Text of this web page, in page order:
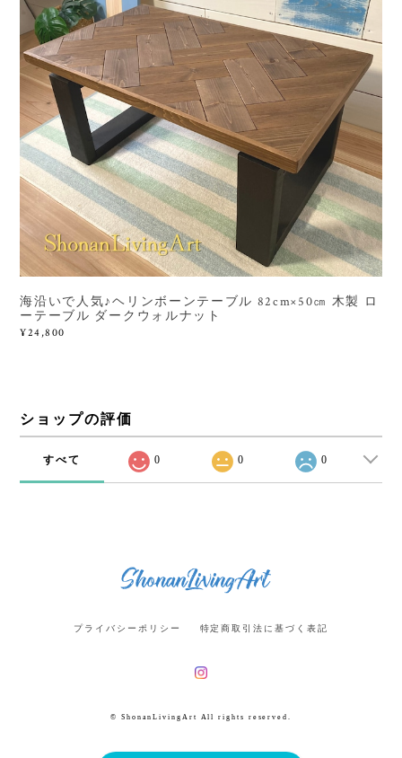
海沿いで人気♪ヘリンボーンテーブル 82cm×50㎝ 木製 ロ
ーテーブル ダークウォルナット
¥24,800
ショップの評価
すべて 0 0 0
プライバシーポリシー 特定商取引法に基づく表記
© ShonanLivingArt All rights reserved.